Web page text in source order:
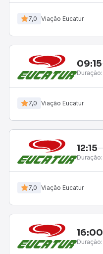
7,0 Viação Eucatur
09:15
Duração:
7,0 Viação Eucatur
12:15
Duração:
7,0 Viação Eucatur
16:00
Duração: